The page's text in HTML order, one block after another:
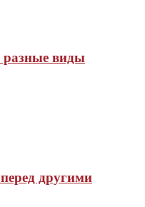
виды
другими